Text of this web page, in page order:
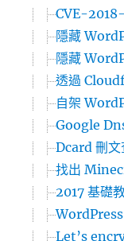
CVE-
隱藏
隱藏
透過
自架
Google
Dcard 刪文
找出
2017 基礎
Let’s